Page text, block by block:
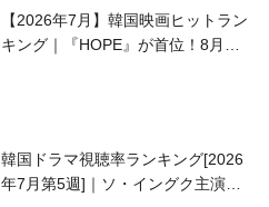
【2026年7月】韓国映画ヒットラン
キング｜『HOPE』が首位！8月公
韓国ドラマ視聴率ランキング[2026
年7月第5週]｜ソ・イングク主演の